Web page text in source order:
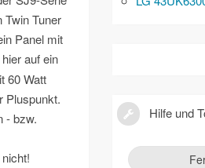
Twin Tuner
Panel mit
auf ein
60 Watt
Pluspunkt.
- bzw.
Hilfe und